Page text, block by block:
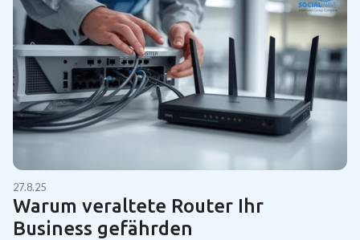
27.8.25
Warum veraltete Router Ihr
Business gefährden